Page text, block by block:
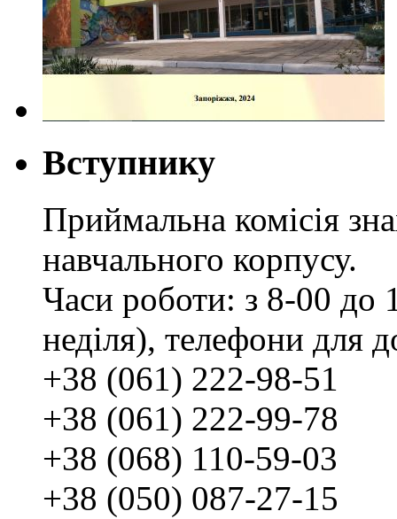
Вступнику
Приймальна комісія
навчального корпусу.
Часи роботи: з 8-00 до
неділя), телефони для
+38 (061) 222-98-51
+38 (061) 222-99-78
+38 (068) 110-59-03
+38 (050) 087-27-15